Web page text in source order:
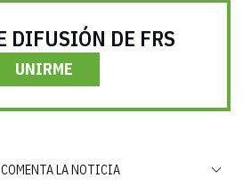
DIFUSIÓN DE FRS
UNIRME
LA NOTICIA